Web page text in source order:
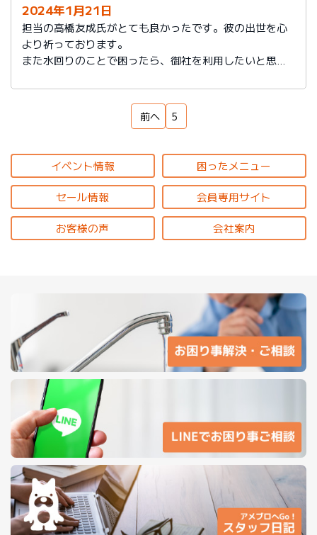
2024年1月21日
担当の高橋友成氏がとても良かったです。彼の出世を心
より祈っております。
また水回りのことで困ったら、御社を利用したいと思い
前へ 5
イベント情報 困ったメニュー
セール情報 会員専用サイト
お客様の声 会社案内